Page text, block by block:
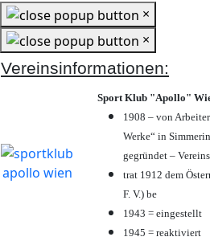
×
×
Vereinsinformationen:
Sport Klub "Apollo"
1908 – von
Werke“ in
gegründet –
trat 1912 dem
F. V.) be
1943 = eingestellt
1945 = reaktiviert